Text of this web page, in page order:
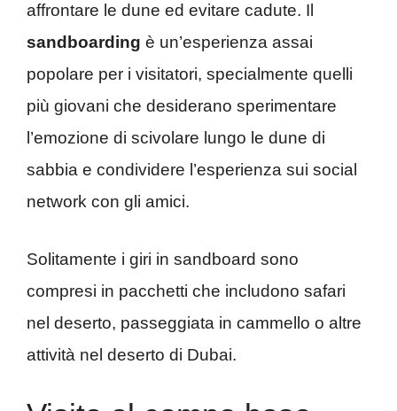
affrontare le dune ed evitare cadute. Il
sandboarding è un’esperienza assai
popolare per i visitatori, specialmente quelli
più giovani che desiderano sperimentare
l’emozione di scivolare lungo le dune di
sabbia e condividere l’esperienza sui social
network con gli amici.
Solitamente i giri in sandboard sono
compresi in pacchetti che includono safari
nel deserto, passeggiata in cammello o altre
attività nel deserto di Dubai.